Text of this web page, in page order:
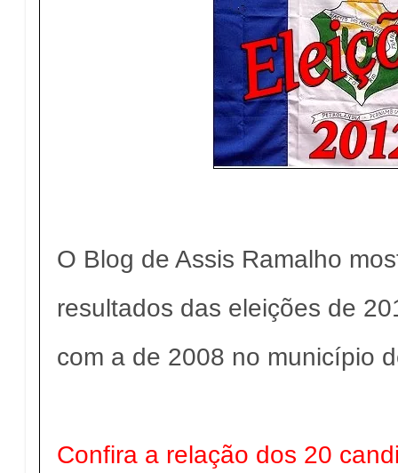
O Blog de Assis Ramalho
resultados das eleições de
com a de 2008 no município
Confira a relação dos 20